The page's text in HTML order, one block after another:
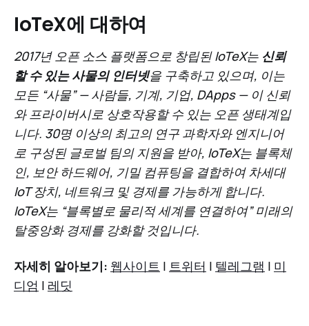
IoTeX에 대하여
2017년 오픈 소스 플랫폼으로 창립된 IoTeX는 신뢰
할 수 있는 사물의 인터넷을 구축하고 있으며, 이는
모든 “사물” — 사람들, 기계, 기업, DApps — 이 신뢰
와 프라이버시로 상호작용할 수 있는 오픈 생태계입
니다. 30명 이상의 최고의 연구 과학자와 엔지니어
로 구성된 글로벌 팀의 지원을 받아, IoTeX는 블록체
인, 보안 하드웨어, 기밀 컴퓨팅을 결합하여 차세대
IoT 장치, 네트워크 및 경제를 가능하게 합니다.
IoTeX는 “블록별로 물리적 세계를 연결하여” 미래의
탈중앙화 경제를 강화할 것입니다.
자세히 알아보기: 웹사이트 | 트위터 | 텔레그램 | 미
디엄 | 레딧